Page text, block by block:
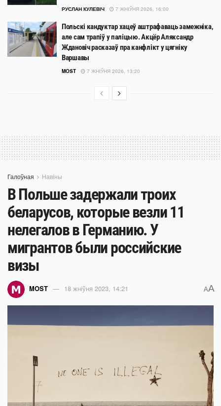
РУСЛАН КУЛЕВІЧ 7 ЖНІЎНЯ 2026, 16:00
Польскі кандуктар хацеў аштрафаваць замежніка,
але сам трапіў у паліцыю. Акцёр Аляксандр
Ждановіч расказаў пра канфлікт у цягніку
Варшавы
MOST 7 ЖНІЎНЯ 2026, 13:20
Галоўная Навіны
В Польше задержали троих
беларусов, которые везли 11
нелегалов в Германию. У
мигрантов были российские
визы
MOST 18 жніўня 2023, 14:21 AA